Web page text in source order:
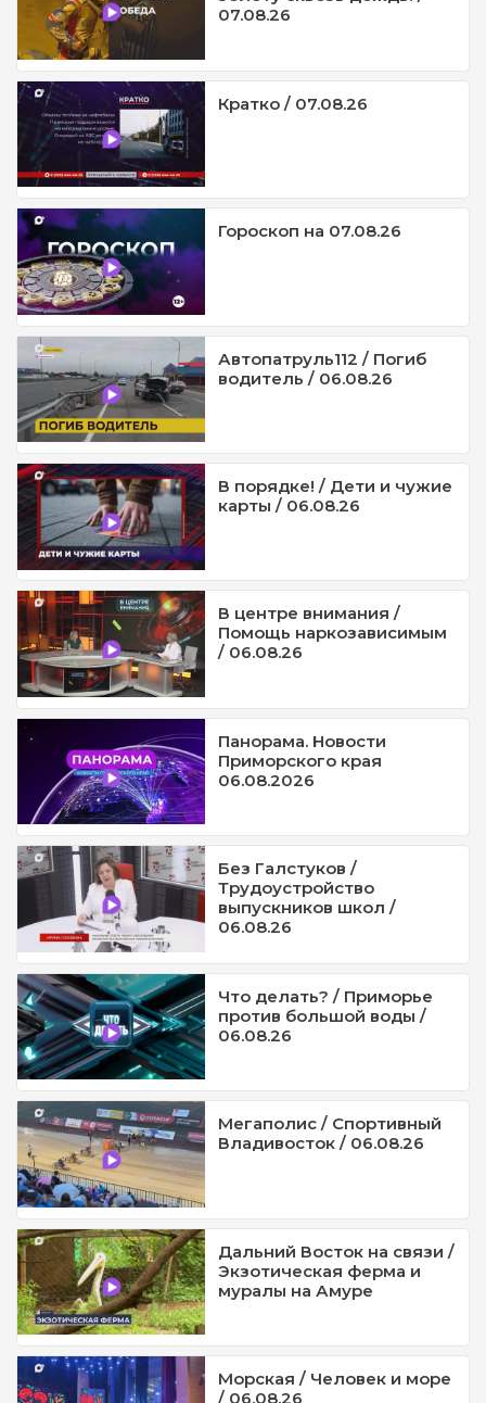
07.08.26
Кратко / 07.08.26
Гороскоп на 07.08.26
Автопатруль112 / Погиб
водитель / 06.08.26
В порядке! / Дети и чужие
карты / 06.08.26
В центре внимания /
Помощь наркозависимым
/ 06.08.26
Панорама. Новости
Приморского края
06.08.2026
Без Галстуков /
Трудоустройство
выпускников школ /
06.08.26
Что делать? / Приморье
против большой воды /
06.08.26
Мегаполис / Спортивный
Владивосток / 06.08.26
Дальний Восток на связи /
Экзотическая ферма и
муралы на Амуре
Морская / Человек и море
/ 06.08.26